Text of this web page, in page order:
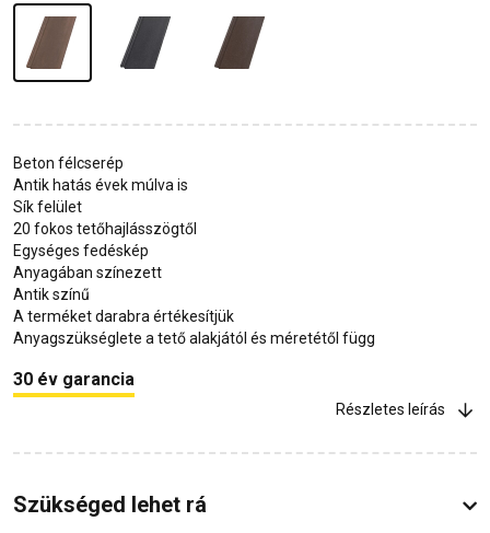
Beton félcserép
Antik hatás évek múlva is
Sík felület
20 fokos tetőhajlásszögtől
Egységes fedéskép
Anyagában színezett
Antik színű
A terméket darabra értékesítjük
Anyagszükséglete a tető alakjától és méretétől függ
30 év garancia
Részletes leírás
Szükséged lehet rá